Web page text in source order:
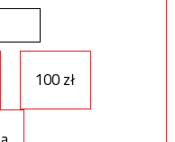
100 zł